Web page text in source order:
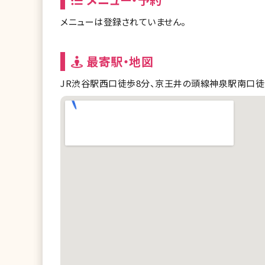
メニューは登録されていません。
最寄駅・地図
JR渋谷駅西口徒歩8分、京王井の頭線神泉駅南口